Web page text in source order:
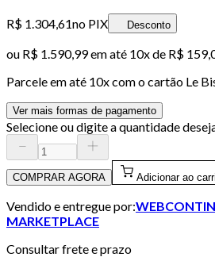
R$ 1.304,61no PIX Desconto
ou R$ 1.590,99em até 10x de R$
Parcele em até 10x com o cartão Le
Ver mais formas de pagamento
Selecione ou digite a quantidade
COMPRAR AGORA Adicionar ao
Vendido e entregue por:
MARKETPLACE
Consultar frete e prazo